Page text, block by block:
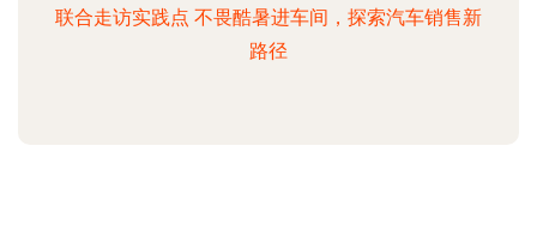
联合走访实践点 不畏酷暑进车间，探索汽车销售新
路径